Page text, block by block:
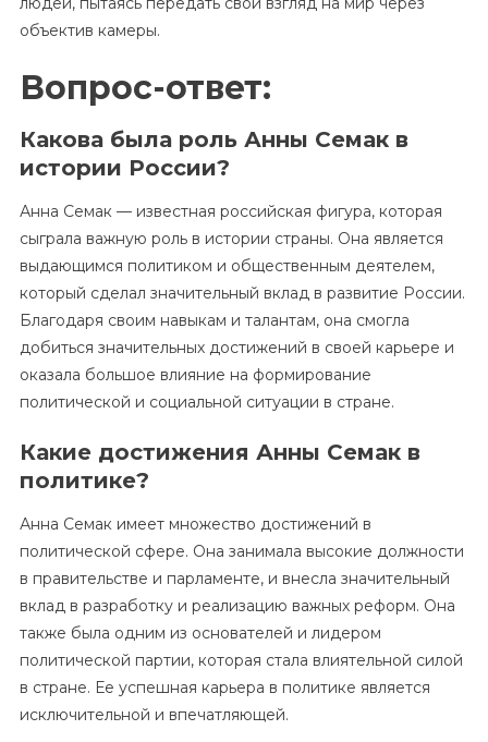
объектив камеры.
Вопрос-ответ:
Какова была роль Анны Семак в
истории России?
Анна Семак — известная российская фигура, которая
сыграла важную роль в истории страны. Она является
выдающимся политиком и общественным деятелем,
который сделал значительный вклад в развитие России.
Благодаря своим навыкам и талантам, она смогла
добиться значительных достижений в своей карьере и
оказала большое влияние на формирование
политической и социальной ситуации в стране.
Какие достижения Анны Семак в
политике?
Анна Семак имеет множество достижений в
политической сфере. Она занимала высокие должности
в правительстве и парламенте, и внесла значительный
вклад в разработку и реализацию важных реформ. Она
также была одним из основателей и лидером
политической партии, которая стала влиятельной силой
в стране. Ее успешная карьера в политике является
исключительной и впечатляющей.